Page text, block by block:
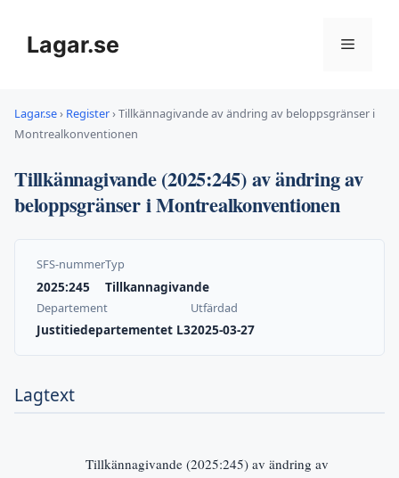
innehållLagar.se Meny
Lagar.se› Register›Tillkännagivande av ändring av beloppsgränser i
Montrealkonventionen
Tillkännagivande (2025:245) av ändring av
beloppsgränser i Montrealkonventionen
SFS-nummer
2025:245
Typ
Tillkannagivande
Departement
Justitiedepartementet L3
Utfärdad
2025-03-27
Lagtext